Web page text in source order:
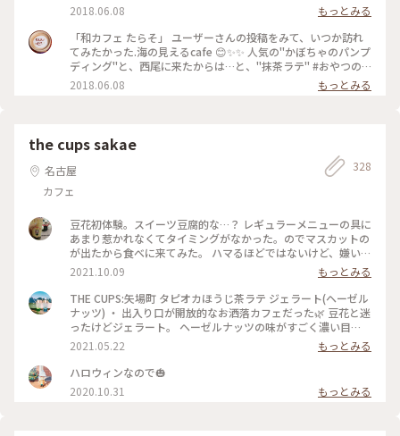
2018.06.08
もっとみる
「和カフェ たらそ」 ユーザーさんの投稿をみて、いつか訪れ
てみたかった.海の見えるcafe 😊✨✨ 人気の"かぼちゃのパンプ
ディング"と、西尾に来たからは…と、"抹茶ラテ" #おやつの
時間#西尾#和カフェ#たらそ#抹茶#緑あふれる#オススメ
2018.06.08 もっとみる
the cups sakae
名古屋
カフェ
328
豆花初体験。スイーツ豆腐的な…？ レギュラーメニューの具に
あまり惹かれなくてタイミングがなかった。のでマスカットの
が出たから食べに来てみた。 ハマるほどではないけど、嫌いで
はないかな。 #THECUPS #栄 #矢場町 #栄ミナミ #おしゃれカ
フェ #お洒落カフェ #豆花 #シャインマスカット
2021.10.09
もっとみる
THE CUPS:矢場町 タピオカほうじ茶ラテ ジェラート(ヘーゼル
ナッツ) ・ 出入り口が開放的なお洒落カフェだった🌿 豆花と迷
ったけどジェラート。 ヘーゼルナッツの味がすごく濃い目
で、甘くて美味しかった😳ウエハースと合わせても美味し〜
アイスが甘めだからタピオカの味が全然分かんなかった😂笑 #
外ごはん記録 #カフェ巡り
2021.05.22
もっとみる
ハロウィンなので🎃
2020.10.31
もっとみる